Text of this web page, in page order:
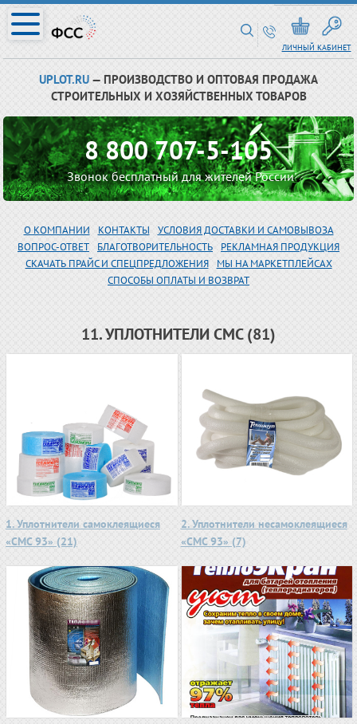
ЛИЧНЫЙ КАБИНЕТ
UPLOT.RU — ПРОИЗВОДСТВО И ОПТОВАЯ ПРОДАЖА
СТРОИТЕЛЬНЫХ И ХОЗЯЙСТВЕННЫХ ТОВАРОВ
8 800 707-5-105
Звонок бесплатный для жителей России
О КОМПАНИИ КОНТАКТЫ
УСЛОВИЯ ДОСТАВКИ И САМОВЫВОЗА
ВОПРОС-ОТВЕТ
БЛАГОТВОРИТЕЛЬНОСТЬ
РЕКЛАМНАЯ ПРОДУКЦИЯ
СКАЧАТЬ ПРАЙС И СПЕЦПРЕДЛОЖЕНИЯ
МЫ НА МАРКЕТПЛЕЙСАХ
СПОСОБЫ ОПЛАТЫ И ВОЗВРАТ
11. УПЛОТНИТЕЛИ СМС (81)
1. Уплотнители самоклеящиеся
«СМС 93» (21)
2. Уплотнители несамоклеящиеся
«СМС 93» (7)